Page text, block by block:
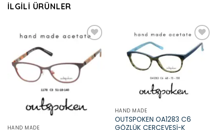
İLGILI ÜRÜNLER
Add to
wishlist
HAND MADE
HAND MADE
OUTSPOKEN OA1283 C6
GÖZLÜK ÇERÇEVESİ-K